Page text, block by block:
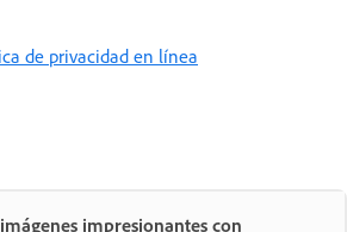
de privacidad en línea
impresionantes con